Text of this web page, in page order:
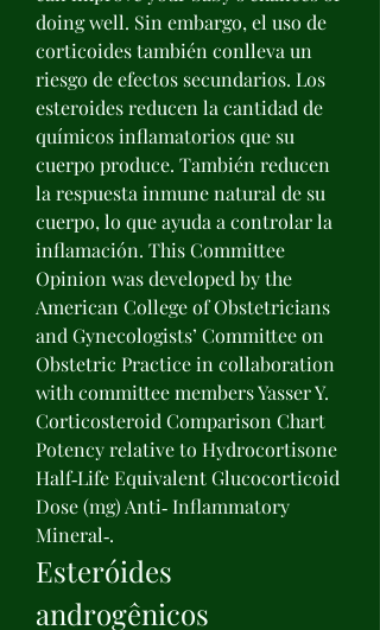
doing well. Sin embargo, el uso de
corticoides también conlleva un
riesgo de efectos secundarios. Los
esteroides reducen la cantidad de
químicos inflamatorios que su
cuerpo produce. También reducen
la respuesta inmune natural de su
cuerpo, lo que ayuda a controlar la
inflamación. This Committee
Opinion was developed by the
American College of Obstetricians
and Gynecologists’ Committee on
Obstetric Practice in collaboration
with committee members Yasser Y.
Corticosteroid Comparison Chart
Potency relative to Hydrocortisone
Half‐Life Equivalent Glucocorticoid
Dose (mg) Anti‐ Inflammatory
Mineral‐.
Esteróides
androgênicos